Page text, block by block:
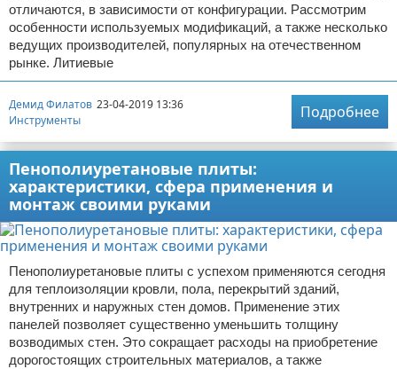
отличаются, в зависимости от конфигурации. Рассмотрим
особенности используемых модификаций, а также несколько
ведущих производителей, популярных на отечественном
рынке. Литиевые
Демид Филатов 23-04-2019 13:36
Инструменты
Подробнее
Пенополиуретановые плиты:
характеристики, сфера применения и
монтаж своими руками
Пенополиуретановые плиты с успехом применяются сегодня
для теплоизоляции кровли, пола, перекрытий зданий,
внутренних и наружных стен домов. Применение этих
панелей позволяет существенно уменьшить толщину
возводимых стен. Это сокращает расходы на приобретение
дорогостоящих строительных материалов, а также